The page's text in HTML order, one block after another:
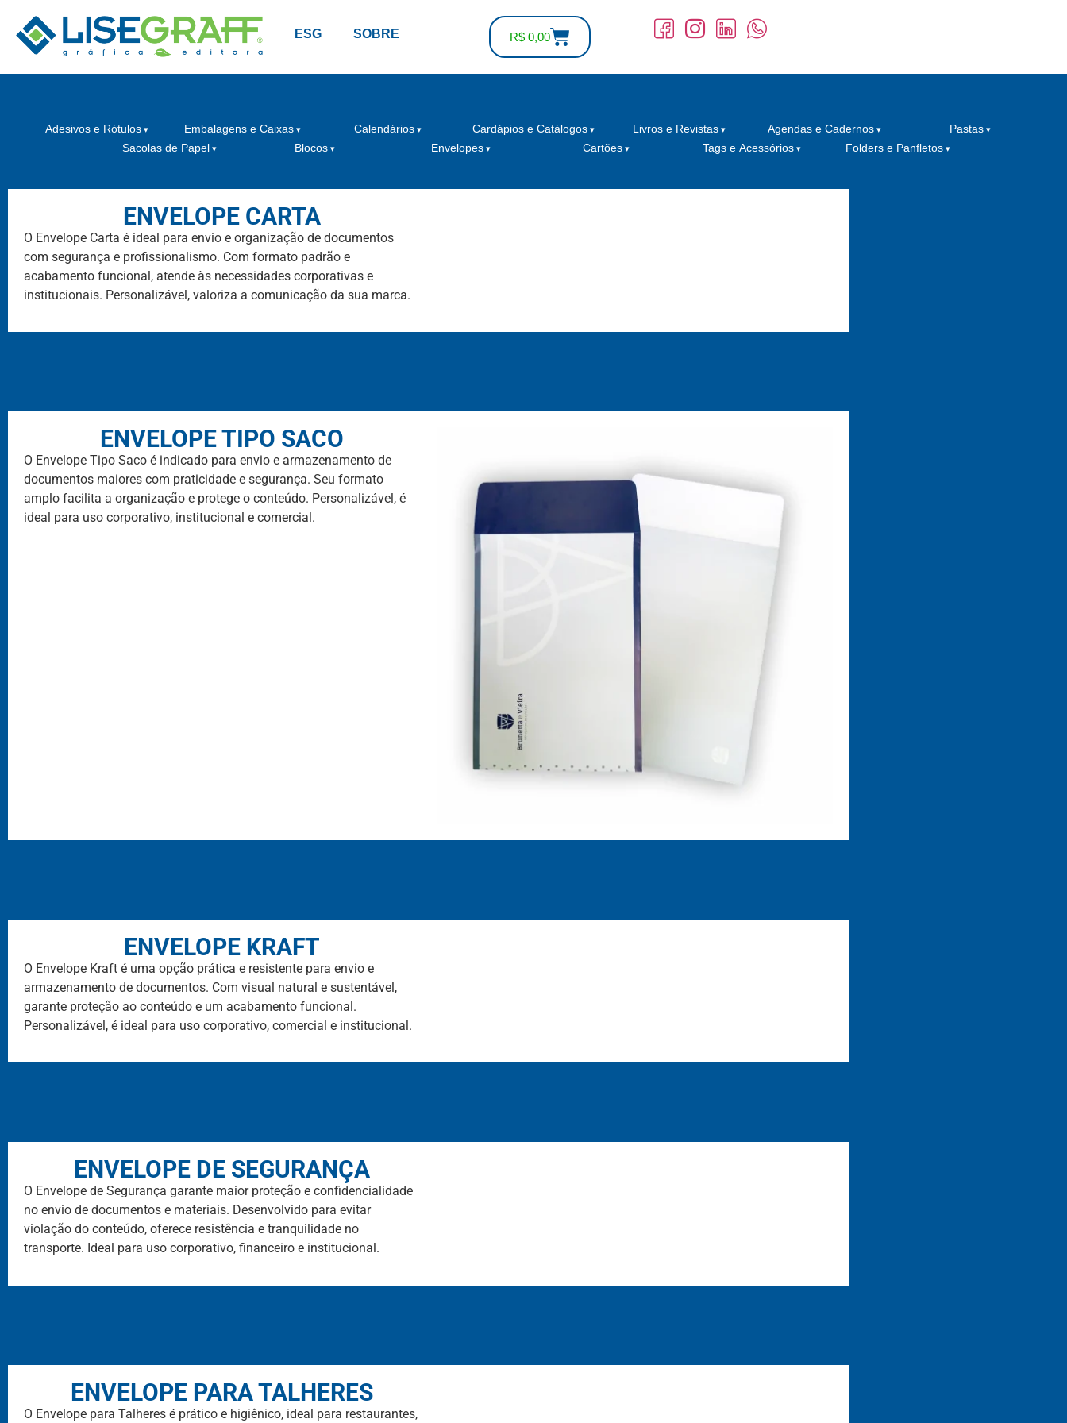
ESG SOBRE R$0,00
Adesivos e Rótulos Embalagens e Caixas Calendários Cardápios e Catálogos Livros e Revistas Agendas e Cadernos
Pastas
Sacolas de Papel
Blocos Envelopes Cartões Tags e Acessórios Folders e Panfletos
ENVELOPE CARTA
O Envelope Carta é ideal para envio e organização de documentos
com segurança e profissionalismo. Com formato padrão e
acabamento funcional, atende às necessidades corporativas e
institucionais. Personalizável, valoriza a comunicação da sua marca.
ENVELOPE TIPO SACO
O Envelope Tipo Saco é indicado para envio e armazenamento de
documentos maiores com praticidade e segurança. Seu formato
amplo facilita a organização e protege o conteúdo. Personalizável, é
ideal para uso corporativo, institucional e comercial.
ENVELOPE KRAFT
O Envelope Kraft é uma opção prática e resistente para envio e
armazenamento de documentos. Com visual natural e sustentável,
garante proteção ao conteúdo e um acabamento funcional.
Personalizável, é ideal para uso corporativo, comercial e institucional.
ENVELOPE DE SEGURANÇA
O Envelope de Segurança garante maior proteção e confidencialidade
no envio de documentos e materiais. Desenvolvido para evitar
violação do conteúdo, oferece resistência e tranquilidade no
transporte. Ideal para uso corporativo, financeiro e institucional.
ENVELOPE PARA TALHERES
O Envelope para Talheres é prático e higiênico, ideal para restaurantes,